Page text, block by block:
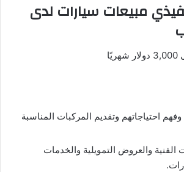
مبيعات سيارات لدى
وفهم احتياجاتهم وتقديم المركبات المناسبة
والعروض التمويلية والخدمات